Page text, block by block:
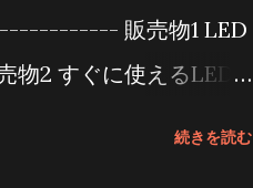
販売物1 LED
物2 すぐに使えるLED
続きを読む